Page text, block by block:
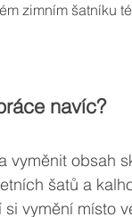
zimním šatníku
navíc?
vyměnit obsah
šatů a
vymění místo